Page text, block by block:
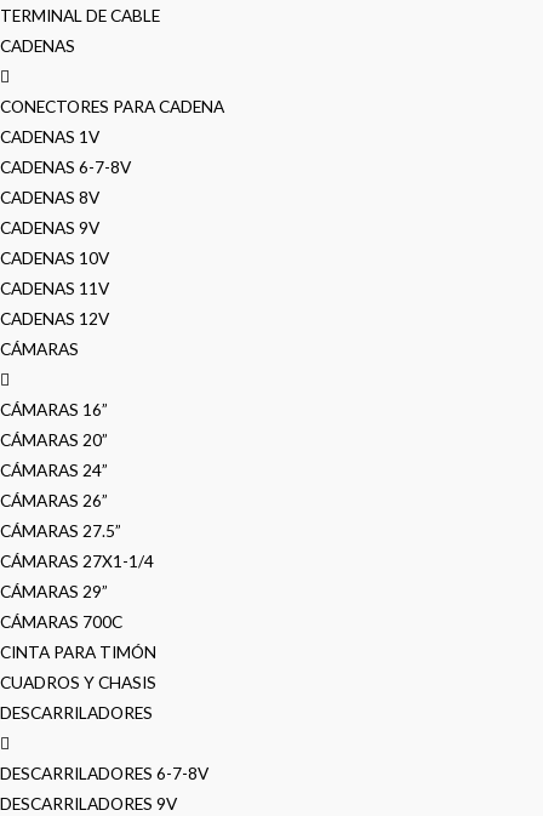
TERMINAL DE CABLE
CADENAS
CONECTORES PARA CADENA
CADENAS 1V
CADENAS 6-7-8V
CADENAS 8V
CADENAS 9V
CADENAS 10V
CADENAS 11V
CADENAS 12V
CÁMARAS
CÁMARAS 16”
CÁMARAS 20”
CÁMARAS 24”
CÁMARAS 26”
CÁMARAS 27.5”
CÁMARAS 27X1-1/4
CÁMARAS 29”
CÁMARAS 700C
CINTA PARA TIMÓN
CUADROS Y CHASIS
DESCARRILADORES
DESCARRILADORES 6-7-8V
DESCARRILADORES 9V